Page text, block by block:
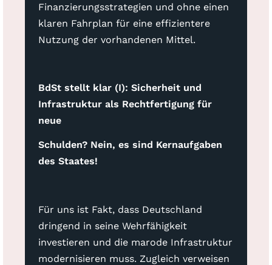
Finanzierungsstrategien und ohne einen
klaren Fahrplan für eine effizientere
Nutzung der vorhandenen Mittel.
BdSt stellt klar (I): Sicherheit und
Infrastruktur als Rechtfertigung für
neue
Schulden? Nein, es sind Kernaufgaben
des Staates!
Für uns ist Fakt, dass Deutschland
dringend in seine Wehrfähigkeit
investieren und die marode Infrastruktur
modernisieren muss. Zugleich verweisen